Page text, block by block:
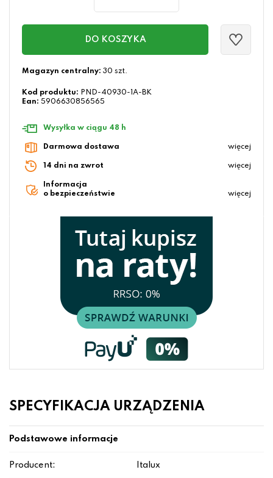
DO KOSZYKA
Magazyn centralny: 30 szt.
Kod produktu: PND-40930-1A-BK
Ean: 5906630856565
Wysyłka w ciągu 48 h
Darmowa dostawa więcej
14 dni na zwrot więcej
Informacja
o bezpieczeństwie
więcej
SPECYFIKACJA URZĄDZENIA
Podstawowe informacje
Producent: Italux